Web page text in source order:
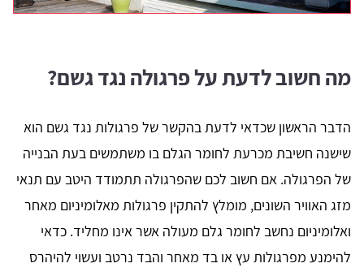
מה חשוב לדעת על פרגולה נגד גשם?
הדבר הראשון שכדאי לדעת בהקשר של פרגולות נגד גשם הוא
שישנה חשיבת מכרעת לחומר הגלם בו משתמשים בעת הבנייה
של הפרגולה. אם חשוב לכם שהפרגולה תתמודד היטב עם תנאי
מזג האוויר השונים, מומלץ להתקין פרגולות מאלומיניום מאחר
ואלומיניום נחשב לחומר גלם מעולה אשר אינו מחליד. כדאי
להימנע מפרגולות עץ או בד מאחר והבד נרטב ועשוי להיהרס